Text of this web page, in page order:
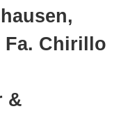
Fa. Chirillo
&